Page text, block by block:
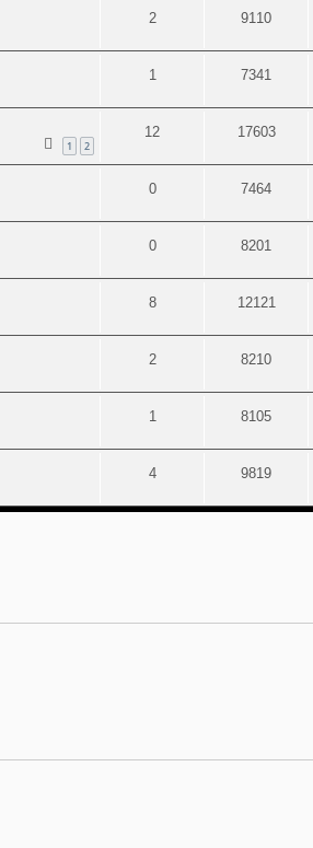
2 9110
1 7341
1 2
12 17603
0 7464
0 8201
8 12121
2 8210
1 8105
4 9819